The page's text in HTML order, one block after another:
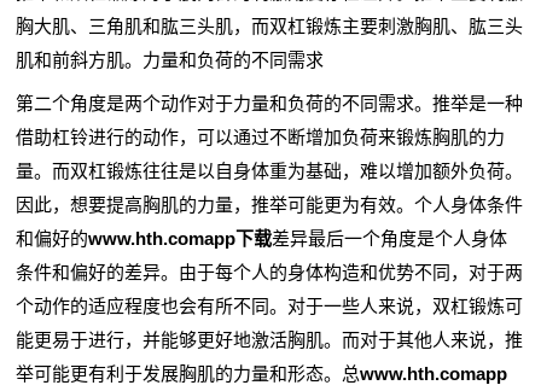
胸大肌、三角肌和肱三头肌，而双杠锻炼主要刺激胸肌、肱三头
肌和前斜方肌。力量和负荷的不同需求
第二个角度是两个动作对于力量和负荷的不同需求。推举是一种
借助杠铃进行的动作，可以通过不断增加负荷来锻炼胸肌的力
量。而双杠锻炼往往是以自身体重为基础，难以增加额外负荷。
因此，想要提高胸肌的力量，推举可能更为有效。个人身体条件
和偏好的www.hth.comapp下载差异最后一个角度是个人身体
条件和偏好的差异。由于每个人的身体构造和优势不同，对于两
个动作的适应程度也会有所不同。对于一些人来说，双杠锻炼可
能更易于进行，并能够更好地激活胸肌。而对于其他人来说，推
举可能更有利于发展胸肌的力量和形态。总www.hth.comapp